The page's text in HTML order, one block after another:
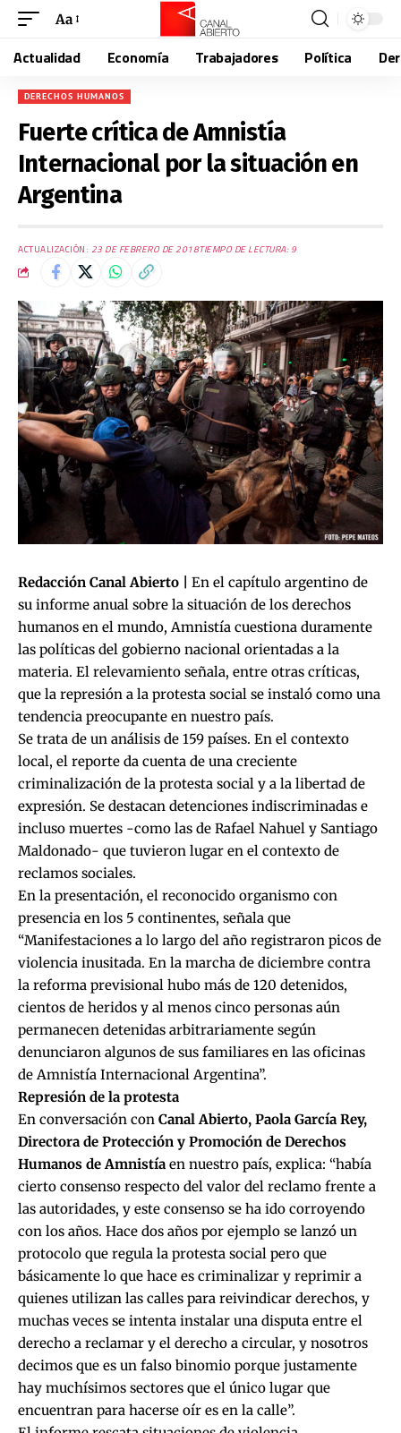
Aa
Actualidad Economía Trabajadores Política
DERECHOS HUMANOS
Fuerte crítica de Amnistía
Internacional por la situación en
Argentina
ACTUALIZACIÓN: 23 DE FEBRERO DE 2018TIEMPO DE LECTURA: 9
Redacción Canal Abierto | En el capítulo argentino de
su informe anual sobre la situación de los derechos
humanos en el mundo, Amnistía cuestiona duramente
las políticas del gobierno nacional orientadas a la
materia. El relevamiento señala, entre otras críticas,
que la represión a la protesta social se instaló como una
tendencia preocupante en nuestro país.
Se trata de un análisis de 159 países. En el contexto
local, el reporte da cuenta de una creciente
criminalización de la protesta social y a la libertad de
expresión. Se destacan detenciones indiscriminadas e
incluso muertes -como las de Rafael Nahuel y Santiago
Maldonado- que tuvieron lugar en el contexto de
reclamos sociales.
En la presentación, el reconocido organismo con
presencia en los 5 continentes, señala que
“Manifestaciones a lo largo del año registraron picos de
violencia inusitada. En la marcha de diciembre contra
la reforma previsional hubo más de 120 detenidos,
cientos de heridos y al menos cinco personas aún
permanecen detenidas arbitrariamente según
denunciaron algunos de sus familiares en las oficinas
de Amnistía Internacional Argentina”.
Represión de la protesta
En conversación con Canal Abierto, Paola García Rey,
Directora de Protección y Promoción de Derechos
Humanos de Amnistía en nuestro país, explica: “había
cierto consenso respecto del valor del reclamo frente a
las autoridades, y este consenso se ha ido corroyendo
con los años. Hace dos años por ejemplo se lanzó un
protocolo que regula la protesta social pero que
básicamente lo que hace es criminalizar y reprimir a
quienes utilizan las calles para reivindicar derechos, y
muchas veces se intenta instalar una disputa entre el
derecho a reclamar y el derecho a circular, y nosotros
decimos que es un falso binomio porque justamente
hay muchísimos sectores que el único lugar que
encuentran para hacerse oír es en la calle”.